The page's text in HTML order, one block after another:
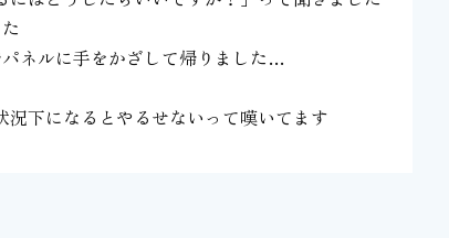
ネルに手をかざして帰りました…
下になるとやるせないって嘆いてます